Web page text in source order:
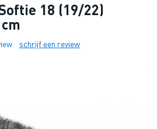
18 (19/22)
schrijf een review